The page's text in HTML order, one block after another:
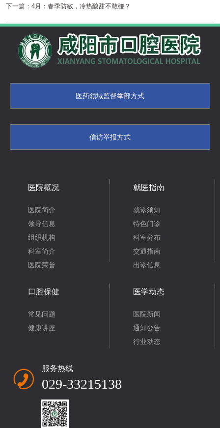
下一篇： 4月：春季防敏，冷热酸甜不敢碰？
医药领域监督举部方式
信访举报方式
医院概况
医院简介
领导信息
组织机构
科室简介
医院荣誉
就医指南
就诊须知
特色门诊
科室分布
交通指南
出诊信息
口腔保健
常见问题
健康讲座
医学动态
医院新闻
通知公告
行业动态
服务热线
029-33215138